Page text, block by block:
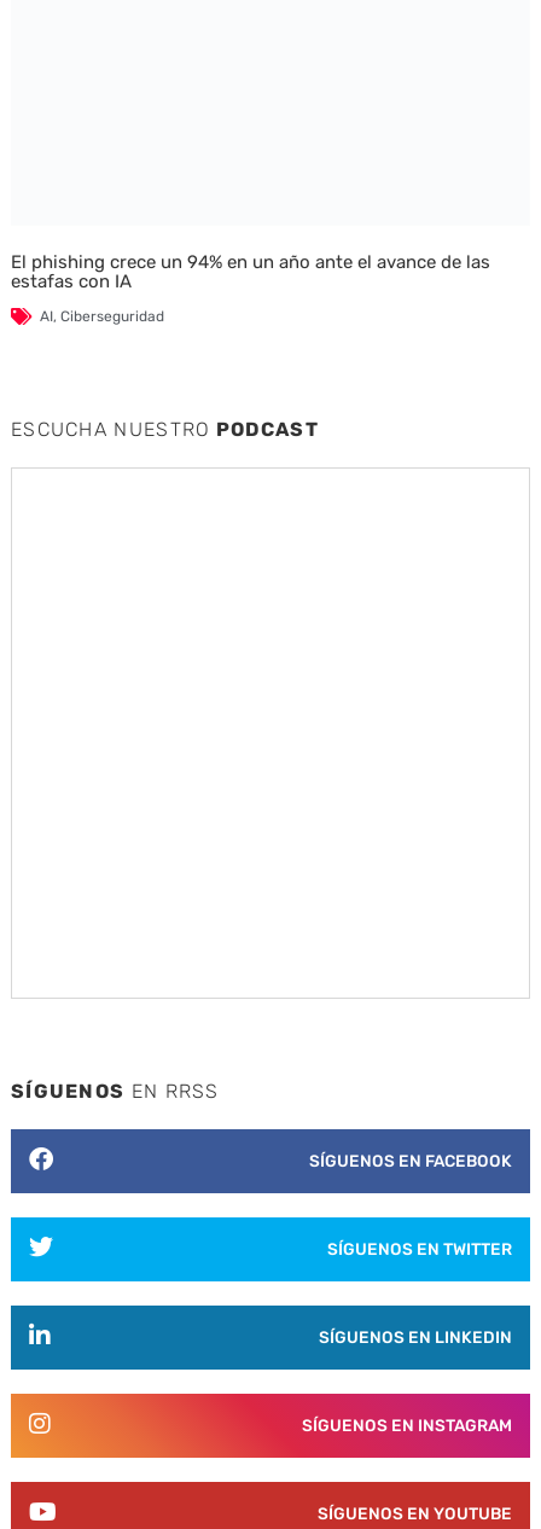
El phishing crece un 94% en un año ante el avance de las
estafas con IA
AI, Ciberseguridad
ESCUCHA NUESTRO PODCAST
SÍGUENOS EN RRSS
SÍGUENOS EN FACEBOOK
SÍGUENOS EN TWITTER
SÍGUENOS EN LINKEDIN
SÍGUENOS EN INSTAGRAM
SÍGUENOS EN YOUTUBE